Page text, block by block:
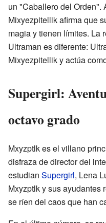
un "Caballero del Orden".
Mixyezpitellik afirma que
magia y tienen límites. La
Ultraman es diferente:
Mixyezpitellik y actúa
Supergirl:
octavo grado
Mxyzptlk es el villano
disfraza de director del
estudian Supergirl, Lena
Mxyzptlk y sus ayudantes
se ríen del caos que han